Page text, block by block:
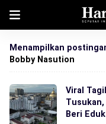
Menampilkan
Bobby Nasution
Viral
Beri